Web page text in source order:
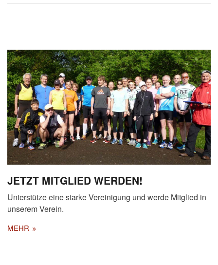
JETZT MITGLIED WERDEN!
Unterstütze eine starke Vereinigung und werde Mitglied in
unserem Verein.
MEHR